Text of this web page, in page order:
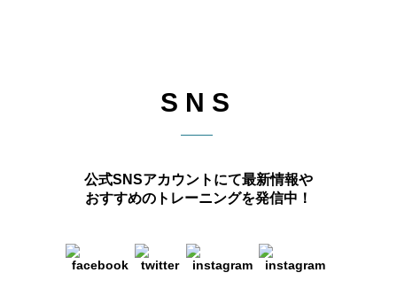
SNS
公式SNSアカウントにて最新情報や
おすすめのトレーニングを発信中！